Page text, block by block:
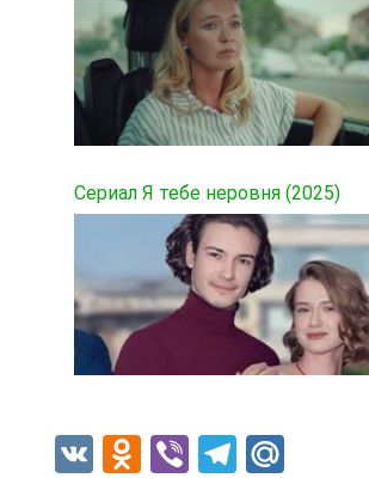
Сериал Я тебе неровня (2025)
VK Odnoklassniki
ViberTelegram